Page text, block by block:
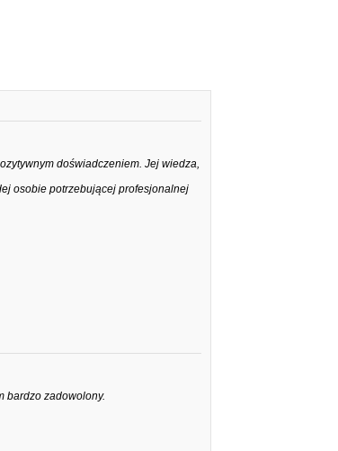
doświadczeniem. Jej wiedza,
osobie potrzebującej profesjonalnej
bardzo zadowolony.